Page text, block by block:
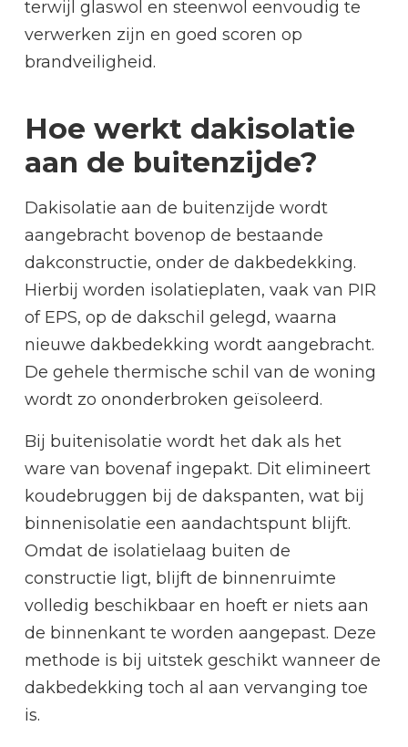
terwijl glaswol en steenwol eenvoudig te
verwerken zijn en goed scoren op
brandveiligheid.
Hoe werkt dakisolatie
aan de buitenzijde?
Dakisolatie aan de buitenzijde wordt
aangebracht bovenop de bestaande
dakconstructie, onder de dakbedekking.
Hierbij worden isolatieplaten, vaak van PIR
of EPS, op de dakschil gelegd, waarna
nieuwe dakbedekking wordt aangebracht.
De gehele thermische schil van de woning
wordt zo ononderbroken geïsoleerd.
Bij buitenisolatie wordt het dak als het
ware van bovenaf ingepakt. Dit elimineert
koudebruggen bij de dakspanten, wat bij
binnenisolatie een aandachtspunt blijft.
Omdat de isolatielaag buiten de
constructie ligt, blijft de binnenruimte
volledig beschikbaar en hoeft er niets aan
de binnenkant te worden aangepast. Deze
methode is bij uitstek geschikt wanneer de
dakbedekking toch al aan vervanging toe
is.